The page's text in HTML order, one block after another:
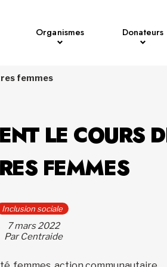
Organismes Donateurs
femmes
LE COURS
FEMMES
Inclusion sociale
7 mars 2022
Par Centraide